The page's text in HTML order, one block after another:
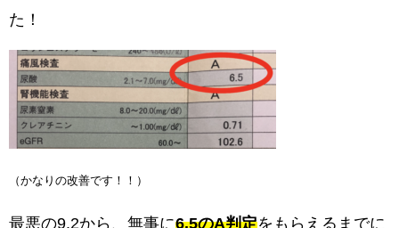
た！
（かなりの改善です！！）
最悪の9.2から、無事に6.5のA判定をもらえるまでに